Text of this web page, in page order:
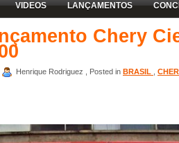
VIDEOS LANÇAMENTOS
Chery
Henrique Rodriguez , Posted in BRASIL